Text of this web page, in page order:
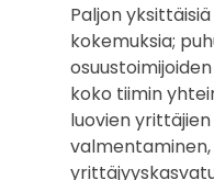
Paljon
kokemuksia;
koko tiimin
luovien
valmentaminen,